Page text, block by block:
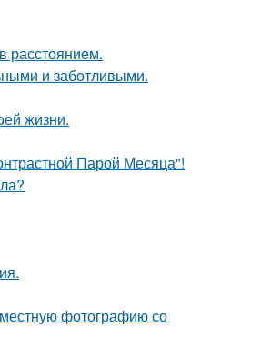
расстоянием.
и заботливыми.
жизни.
Парой Месяца"!
фотографию со